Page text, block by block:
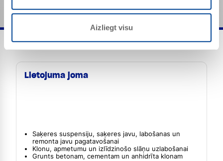
Aizliegt visu
Lietojuma joma
Saķeres suspensiju, saķeres javu, labošanas un
remonta javu pagatavošanai
Klonu, apmetumu un izlīdzinošo slāņu uzlabošanai
Grunts betonam, cementam un anhidrīta klonam